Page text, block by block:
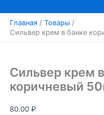
Главная
Товары
Сильвер крем в банке
Сильвер крем
коричневый
80.00 ₽